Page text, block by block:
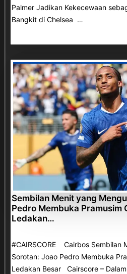
Palmer Jadikan Kekecewaan
Bangkit di Chelsea …
Sembilan Menit yang
Pedro Membuka Pramusim
Ledakan…
#CAIRSCORE Cairbos Sembilan
Sorotan: Joao Pedro Membuka
Ledakan Besar Cairscore –